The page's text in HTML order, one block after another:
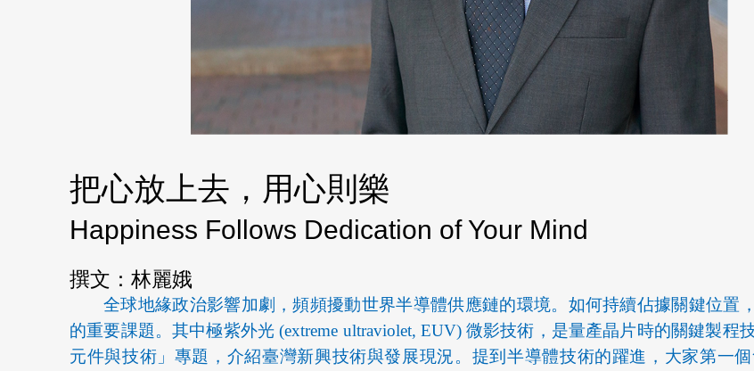
把心放上去，用心則樂
Happiness Follows Dedication of Your Mind
撰文：林麗娥
全球地緣政治影響加劇，頻頻擾動世界半導體供應鏈的環境。如何持續佔據關鍵位置
的重要課題。其中極紫外光 (extreme ultraviolet, EUV) 微影技術，是量產晶片時的關鍵製
元件與技術」專題，介紹臺灣新興技術與發展現況。提到半導體技術的躍進，大家第一